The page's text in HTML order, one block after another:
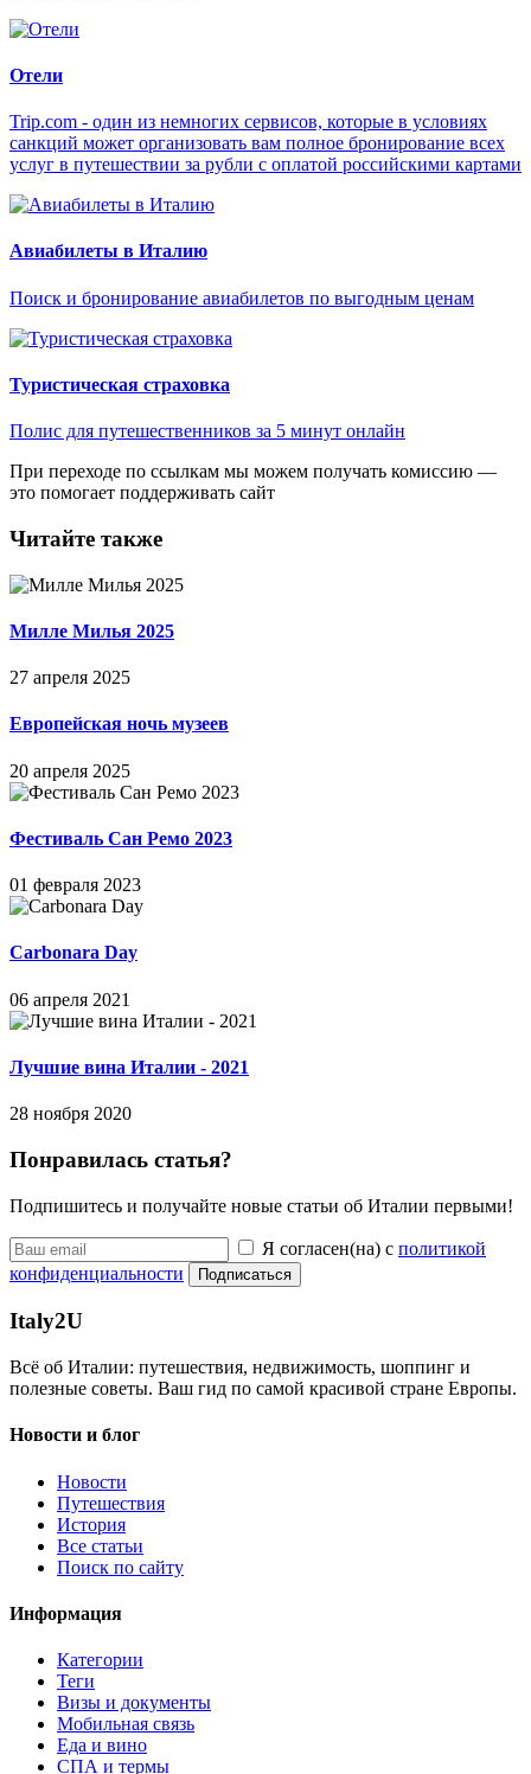
Отели
Trip.com - один из немногих сервисов, которые в условиях
санкций может организовать вам полное бронирование всех
услуг в путешествии за рубли с оплатой российскими картами
Авиабилеты в Италию
Поиск и бронирование авиабилетов по выгодным ценам
Туристическая страховка
Полис для путешественников за 5 минут онлайн
При переходе по ссылкам мы можем получать комиссию —
это помогает поддерживать сайт
Читайте также
Милле Милья 2025
27 апреля 2025
Европейская ночь музеев
20 апреля 2025
Фестиваль Сан Ремо 2023
01 февраля 2023
Carbonara Day
06 апреля 2021
Лучшие вина Италии - 2021
28 ноября 2020
Понравилась статья?
Подпишитесь и получайте новые статьи об Италии первыми!
Я согласен(на) с политикой
конфиденциальности
Подписаться
Italy2U
Всё об Италии: путешествия, недвижимость, шоппинг и
полезные советы. Ваш гид по самой красивой стране Европы.
Новости и блог
Новости
Путешествия
История
Все статьи
Поиск по сайту
Информация
Категории
Теги
Визы и документы
Мобильная связь
Еда и вино
СПА и термы